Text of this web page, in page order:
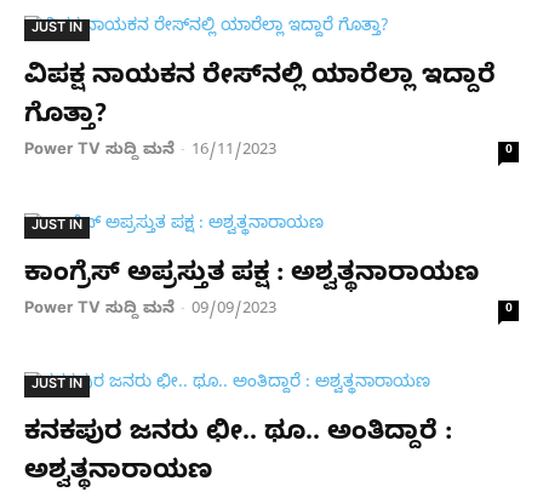
JUST IN
ವಿಪಕ್ಷ ನಾಯಕನ ರೇಸ್​​ನಲ್ಲಿ ಯಾರೆಲ್ಲಾ ಇದ್ದಾರೆ
ಗೊತ್ತಾ?
Power TV ಸುದ್ದಿ ಮನೆ - 16/11/2023 0
JUST IN
ಕಾಂಗ್ರೆಸ್ ಅಪ್ರಸ್ತುತ ಪಕ್ಷ : ಅಶ್ವತ್ಥನಾರಾಯಣ
Power TV ಸುದ್ದಿ ಮನೆ - 09/09/2023 0
JUST IN
ಕನಕಪುರ ಜನರು ಛೀ.. ಥೂ.. ಅಂತಿದ್ದಾರೆ :
ಅಶ್ವತ್ಥನಾರಾಯಣ